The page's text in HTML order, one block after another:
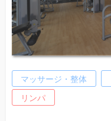
マッサージ・整体
リンパ